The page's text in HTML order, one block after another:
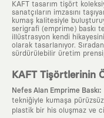
KAFT tasarım tişört
sanatçıların imzasını
kumaş kalitesiyle
serigrafi (emprime) baskı
illüstrasyon kendi
olarak tasarlanıyor.
sürdürülebilir üretim
KAFT Tişörtlerinin
Nefes Alan Emprime Baskı:
tekniğiyle kumaşa
plastik bir his oluşmaz ve